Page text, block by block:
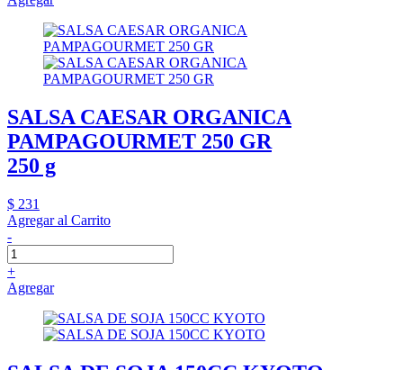
SALSA CAESAR ORGANICA
PAMPAGOURMET 250 GR
250 g
$ 231
Agregar al Carrito
-
+
Agregar